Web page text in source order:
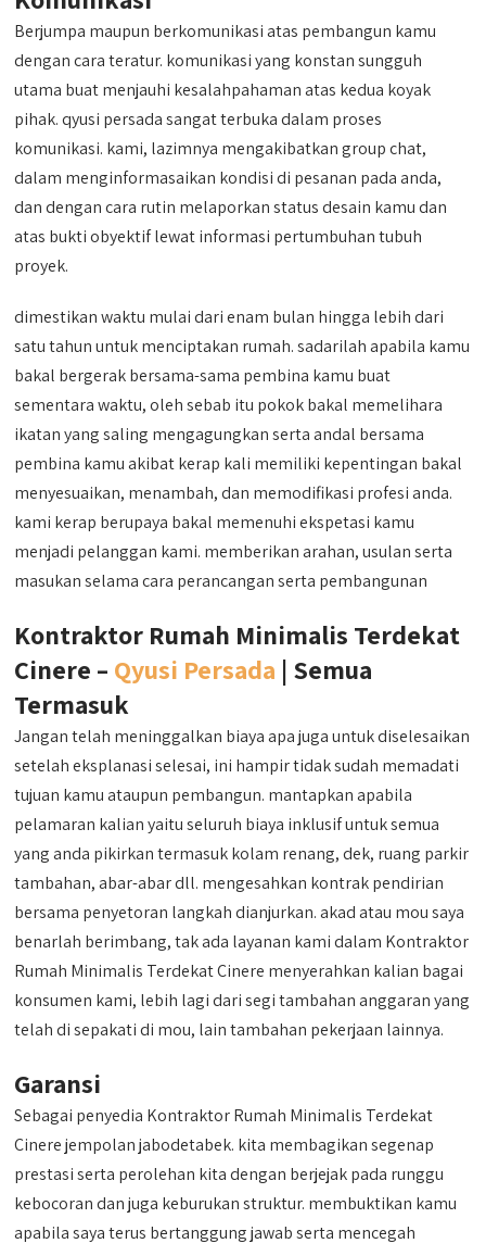
Berjumpa maupun berkomunikasi atas pembangun kamu
dengan cara teratur. komunikasi yang konstan sungguh
utama buat menjauhi kesalahpahaman atas kedua koyak
pihak. qyusi persada sangat terbuka dalam proses
komunikasi. kami, lazimnya mengakibatkan group chat,
dalam menginformasaikan kondisi di pesanan pada anda,
dan dengan cara rutin melaporkan status desain kamu dan
atas bukti obyektif lewat informasi pertumbuhan tubuh
proyek.
dimestikan waktu mulai dari enam bulan hingga lebih dari
satu tahun untuk menciptakan rumah. sadarilah apabila kamu
bakal bergerak bersama-sama pembina kamu buat
sementara waktu, oleh sebab itu pokok bakal memelihara
ikatan yang saling mengagungkan serta andal bersama
pembina kamu akibat kerap kali memiliki kepentingan bakal
menyesuaikan, menambah, dan memodifikasi profesi anda.
kami kerap berupaya bakal memenuhi ekspetasi kamu
menjadi pelanggan kami. memberikan arahan, usulan serta
masukan selama cara perancangan serta pembangunan
Kontraktor Rumah Minimalis Terdekat
Cinere – Qyusi Persada | Semua
Termasuk
Jangan telah meninggalkan biaya apa juga untuk diselesaikan
setelah eksplanasi selesai, ini hampir tidak sudah memadati
tujuan kamu ataupun pembangun. mantapkan apabila
pelamaran kalian yaitu seluruh biaya inklusif untuk semua
yang anda pikirkan termasuk kolam renang, dek, ruang parkir
tambahan, abar-abar dll. mengesahkan kontrak pendirian
bersama penyetoran langkah dianjurkan. akad atau mou saya
benarlah berimbang, tak ada layanan kami dalam Kontraktor
Rumah Minimalis Terdekat Cinere menyerahkan kalian bagai
konsumen kami, lebih lagi dari segi tambahan anggaran yang
telah di sepakati di mou, lain tambahan pekerjaan lainnya.
Garansi
Sebagai penyedia Kontraktor Rumah Minimalis Terdekat
Cinere jempolan jabodetabek. kita membagikan segenap
prestasi serta perolehan kita dengan berjejak pada runggu
kebocoran dan juga keburukan struktur. membuktikan kamu
apabila saya terus bertanggung jawab serta mencegah